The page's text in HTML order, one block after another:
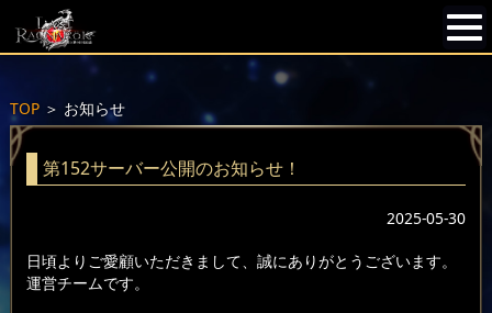
TOP＞ お知らせ
第152サーバー公開のお知らせ！
2025-05-30
日頃よりご愛顧いただきまして、誠にありがとうございます。
運営チームです。